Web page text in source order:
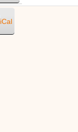
iCal